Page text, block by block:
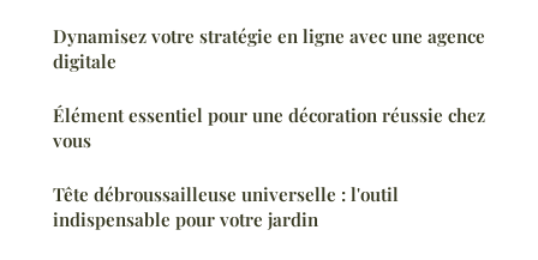
Dynamisez votre stratégie en ligne avec une agence
digitale
Élément essentiel pour une décoration réussie chez
vous
Tête débroussailleuse universelle : l'outil
indispensable pour votre jardin